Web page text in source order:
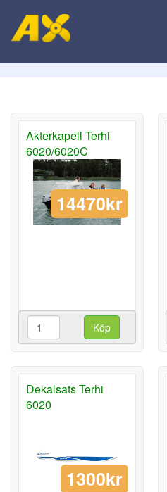
Akterkapell Terhi
6020/6020C
14470kr
Köp
Dekalsats Terhi
6020
1300kr